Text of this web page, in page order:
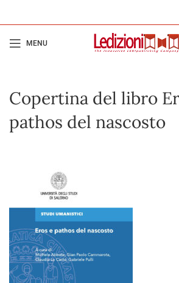
MENU
Copertina del libro
pathos del nascosto